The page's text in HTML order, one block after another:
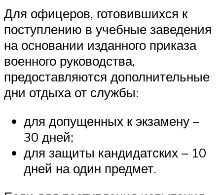
Для офицеров, готовившихся к
поступлению в учебные заведения
на основании изданного приказа
военного руководства,
предоставляются дополнительные
дни отдыха от службы:
для допущенных к экзамену –
30 дней;
для защиты кандидатских – 10
дней на один предмет.